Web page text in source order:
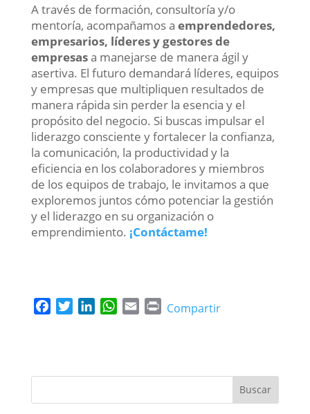
A través de formación, consultoría y/o
mentoría, acompañamos a emprendedores,
empresarios, líderes y gestores de
empresasa manejarse de manera ágil y
asertiva. El futuro demandará líderes, equipos
y empresas que multipliquen resultados de
manera rápida sin perder la esencia y el
propósito del negocio. Si buscas impulsar el
liderazgo consciente y fortalecer la confianza,
la comunicación, la productividad y la
eficiencia en los colaboradores y miembros
de los equipos de trabajo, le invitamos a que
exploremos juntos cómo potenciar la gestión
y el liderazgo en su organización o
emprendimiento. ¡Contáctame!
b
o
t
r
e
I
W
s
p
l
P
t
Compartir
Buscar